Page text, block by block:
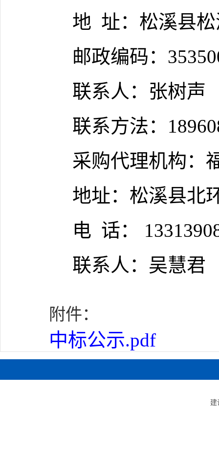
地 址：松溪县
邮政编码：
联系人：张树声
联系方法：
采购代理机构：
地址：松溪县北
电 话：
联系人： 吴慧君
附件：
中标公示.pdf
建